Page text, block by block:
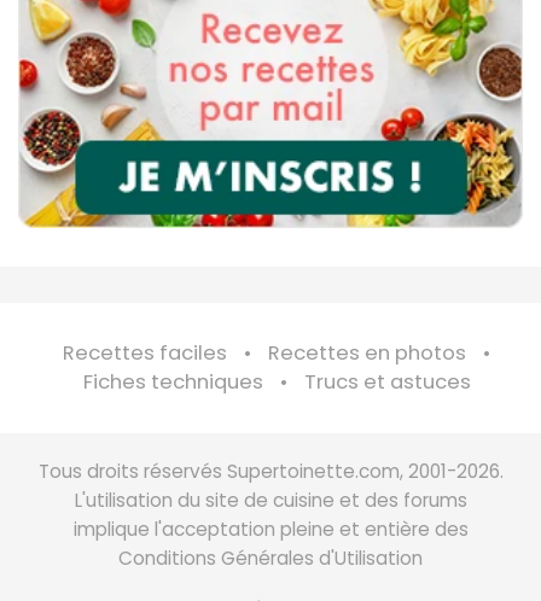
Recettes faciles
Recettes en photos
Fiches techniques
Trucs et astuces
Tous droits réservés Supertoinette.com, 2001-2026.
L'utilisation du site de cuisine et des forums
implique l'acceptation pleine et entière des
Conditions Générales d'Utilisation